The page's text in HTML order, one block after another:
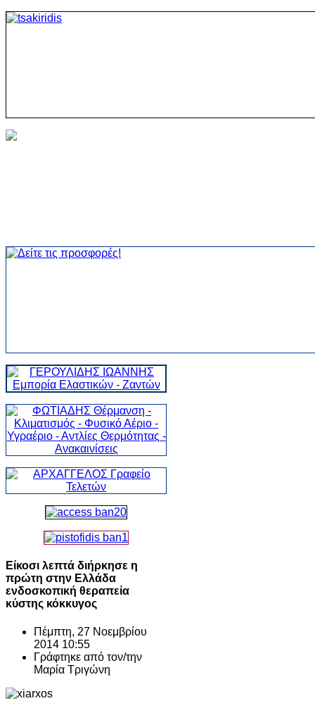
Είκοσι λεπτά διήρκησε η
πρώτη στην Ελλάδα
ενδοσκοπική θεραπεία
κύστης κόκκυγος
Πέμπτη, 27 Νοεμβρίου
2014 10:55
Γράφτηκε από τον/την
Μαρία Τριγώνη